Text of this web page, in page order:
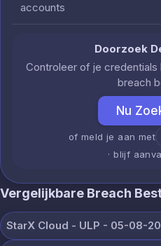
accounts
Doorzoek
Controleer of je
breach
Nu
of meld je aan met
· blijf
Vergelijkbare Breach
StarX Cloud - ULP - 05-08-